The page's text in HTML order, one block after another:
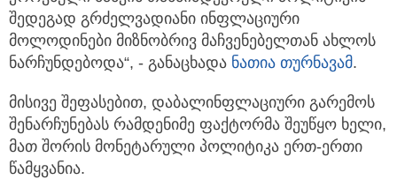
შედეგად გრძელვადიანი ინფლაციური
მოლოდინები მიზნობრივ მაჩვენებელთან ახლოს
ნარჩუნდებოდა“, - განაცხადა ნათია თურნავამ.
მისივე შეფასებით, დაბალინფლაციური გარემოს
შენარჩუნებას რამდენიმე ფაქტორმა შეუწყო ხელი,
მათ შორის მონეტარული პოლიტიკა ერთ-ერთი
წამყვანია.